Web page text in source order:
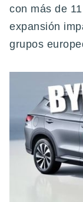
con más de
expansión
grupos